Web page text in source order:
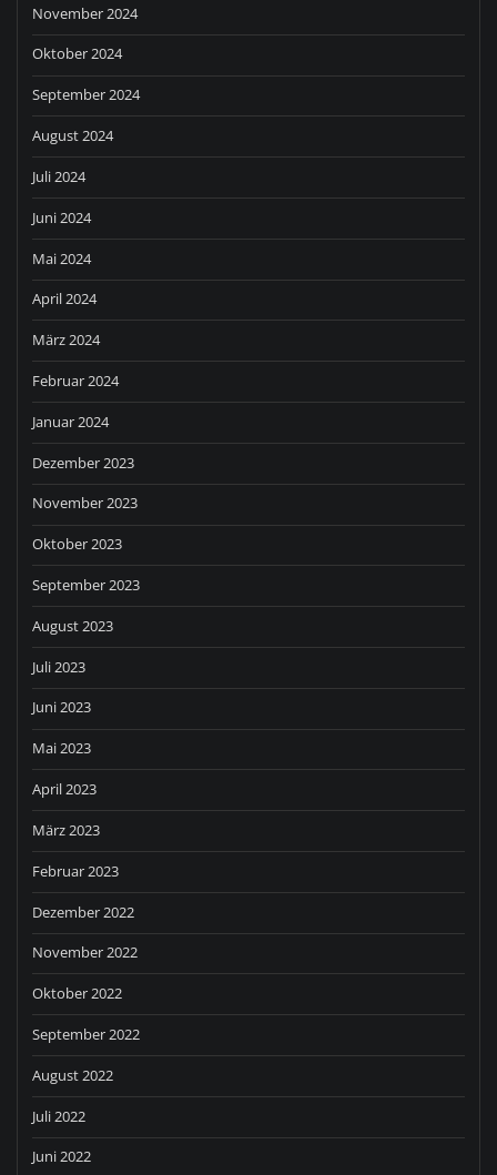
November 2024
Oktober 2024
September 2024
August 2024
Juli 2024
Juni 2024
Mai 2024
April 2024
März 2024
Februar 2024
Januar 2024
Dezember 2023
November 2023
Oktober 2023
September 2023
August 2023
Juli 2023
Juni 2023
Mai 2023
April 2023
März 2023
Februar 2023
Dezember 2022
November 2022
Oktober 2022
September 2022
August 2022
Juli 2022
Juni 2022